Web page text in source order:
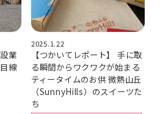
業
線
2025.1.22
【つかいてレポート】 手に取
る瞬間からワクワクが始まる
ティータイムのお供 微熱山丘
（SunnyHills）のスイーツた
ち